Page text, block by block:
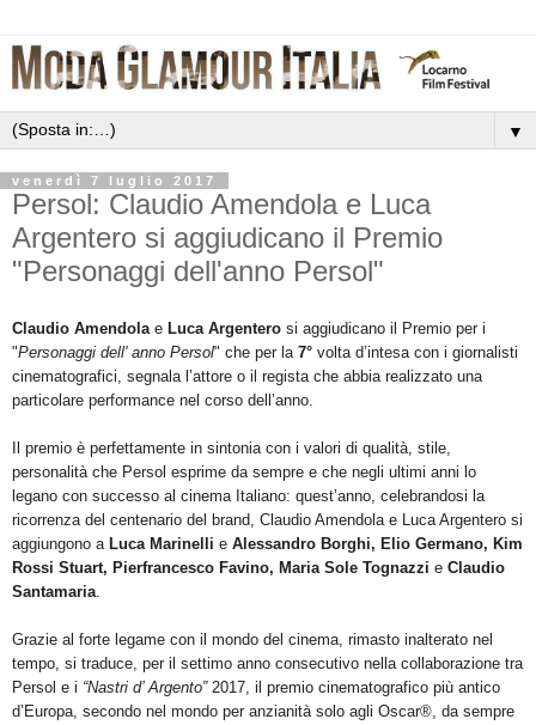
▼
venerdì 7 luglio 2017
Persol: Claudio Amendola e Luca
Argentero si aggiudicano il Premio
"Personaggi dell'anno Persol"
Claudio Amendolae Luca Argentero si aggiudicano il Premio per i
"Personaggi dell' anno Persol" che per la 7° volta d’intesa con i giornalisti
cinematografici, segnala l’attore o il regista che abbia realizzato una
particolare performance nel corso dell’anno.
premio è perfettamente in sintonia con i valori di qualità, stile,
personalità che Persol esprime da sempre e che negli ultimi anni lo
legano con successo al cinemaI taliano: quest’anno, celebrandosi la
ricorrenza del centenario del brand, Claudio Amendola e Luca Argentero si
aggiungono a Luca Marinelli e Alessandro Borghi, Elio Germano, Kim
Rossi Stuart, Pierfrancesco Favino, Maria Sole Tognazzi e Claudio
Santamaria.
Grazie al forte legame con il mondo del cinema, rimasto inalterato nel
tempo, si traduce, per il settimo anno consecutivo nella collaborazione tra
Persol e i “Nastri d’Argento” 2017, il premio cinematografico più antico
d’Europa, secondo nel mondo per anzianità solo agli Oscar®, da sempre